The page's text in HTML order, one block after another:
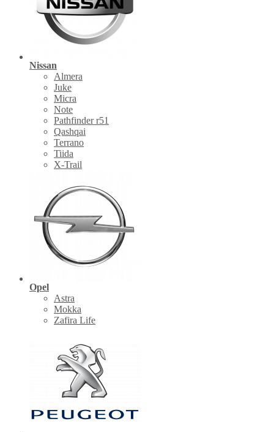
Nissan
Almera
Juke
Micra
Note
Pathfinder r51
Qashqai
Terrano
Tiida
X-Trail
Opel
Astra
Mokka
Zafira Life